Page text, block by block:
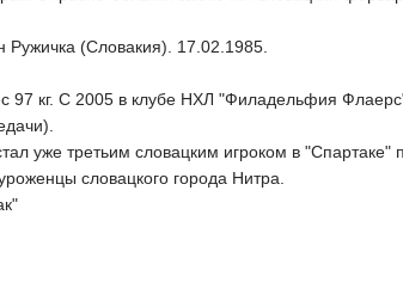
Ружичка (Словакия). 17.02.1985.
97 кг. С 2005 в клубе НХЛ "Филадельфия
уже третьим словацким игроком в "Спартаке"
словацкого города Нитра.